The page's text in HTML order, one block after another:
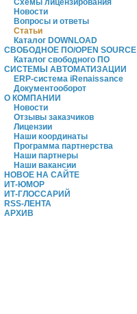
Схемы лицензирования
Новости
Вопросы и ответы
Статьи
Каталог DOWNLOAD
СВОБОДНОЕ ПО/OPEN SOURCE
Каталог свободного ПО
СИСТЕМЫ АВТОМАТИЗАЦИИ
ERP-система iRenaissance
Документооборот
О КОМПАНИИ
Новости
Отзывы заказчиков
Лицензии
Наши координаты
Программа партнерства
Наши партнеры
Наши вакансии
НОВОЕ НА САЙТЕ
ИТ-ЮМОР
ИТ-ГЛОССАРИЙ
RSS-ЛЕНТА
АРХИВ